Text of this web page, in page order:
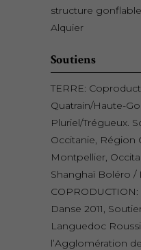
structure
Alquier
Soutiens
TERRE:
Quatrain/Haute-
Pluriel/Trégueux.
Occitanie, Région
Montpellier,
Shanghaï Boléro /
Danse 2011,
Languedoc
l’Agglomération